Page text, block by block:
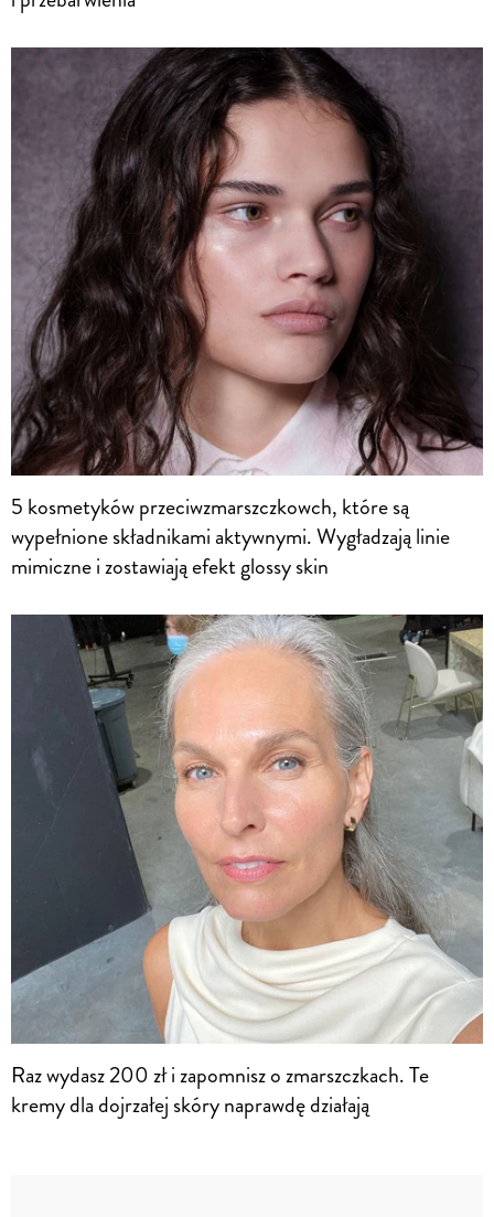
5 kosmetyków przeciwzmarszczkowch, które są
wypełnione składnikami aktywnymi. Wygładzają linie
mimiczne i zostawiają efekt glossy skin
Raz wydasz 200 zł i zapomnisz o zmarszczkach. Te
kremy dla dojrzałej skóry naprawdę działają